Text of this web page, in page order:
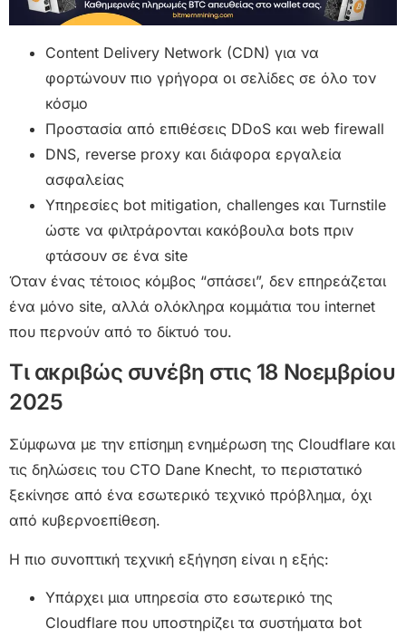
Content Delivery Network (CDN) για να
φορτώνουν πιο γρήγορα οι σελίδες σε όλο τον
κόσμο
Προστασία από επιθέσεις DDoS και web firewall
DNS, reverse proxy και διάφορα εργαλεία
ασφαλείας
Υπηρεσίες bot mitigation, challenges και Turnstile
ώστε να φιλτράρονται κακόβουλα bots πριν
φτάσουν σε ένα site
Όταν ένας τέτοιος κόμβος “σπάσει”, δεν επηρεάζεται
ένα μόνο site, αλλά ολόκληρα κομμάτια του internet
που περνούν από το δίκτυό του.
Τι ακριβώς συνέβη στις 18 Νοεμβρίου
2025
Σύμφωνα με την επίσημη ενημέρωση της Cloudflare και
τις δηλώσεις του CTO Dane Knecht, το περιστατικό
ξεκίνησε από ένα εσωτερικό τεχνικό πρόβλημα, όχι
από κυβερνοεπίθεση.
Η πιο συνοπτική τεχνική εξήγηση είναι η εξής:
Υπάρχει μια υπηρεσία στο εσωτερικό της
Cloudflare που υποστηρίζει τα συστήματα bot